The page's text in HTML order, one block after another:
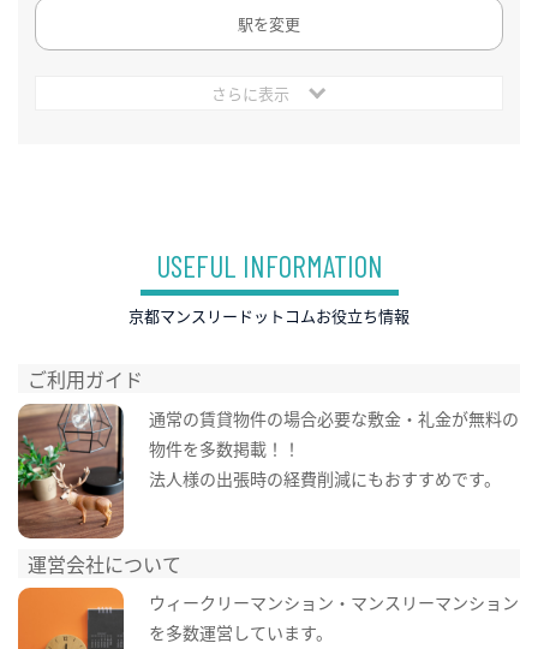
駅を変更
さらに表示
USEFUL INFORMATION
京都マンスリードットコムお役立ち情報
ご利用ガイド
通常の賃貸物件の場合必要な敷金・礼金が無料の
物件を多数掲載！！
法人様の出張時の経費削減にもおすすめです。
運営会社について
ウィークリーマンション・マンスリーマンション
を多数運営しています。